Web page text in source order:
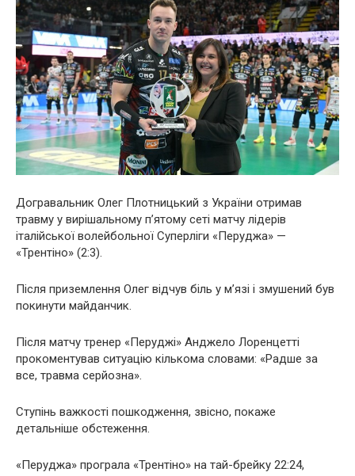
Догравальник Олег Плотницький з України отримав
травму у вирішальному п’ятому сеті матчу лідерів
італійської волейбольної Суперліги «Перуджа» —
«Трентіно» (2:3).
Після приземлення Олег відчув біль у м’язі і змушений був
покинути майданчик.
Після матчу тренер «Перуджі» Анджело Лоренцетті
прокоментував ситуацію кількома словами: «Радше за
все, травма серйозна».
Ступінь важкості пошкодження, звісно, покаже
детальніше обстеження.
«Перуджа» програла «Трентіно» на тай-брейку 22:24,